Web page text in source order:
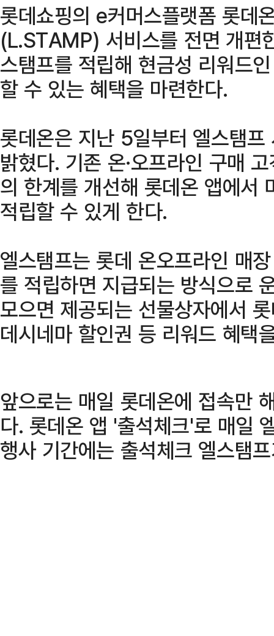
롯데쇼핑의 e커머스플랫폼 롯데
(L.STAMP) 서비스를 전면 개편
스탬프를 적립해 현금성 리워드
할 수 있는 혜택을 마련한다.
롯데온은 지난 5일부터 엘스탬
밝혔다. 기존 온·오프라인 구매
의 한계를 개선해 롯데온 앱에서
적립할 수 있게 한다.
엘스탬프는 롯데 온오프라인 매
를 적립하면 지급되는 방식으로
모으면 제공되는 선물상자에서
데시네마 할인권 등 리워드 혜택
앞으로는 매일 롯데온에 접속만
다. 롯데온 앱 '출석체크'로 매일
행사 기간에는 출석체크 엘스탬